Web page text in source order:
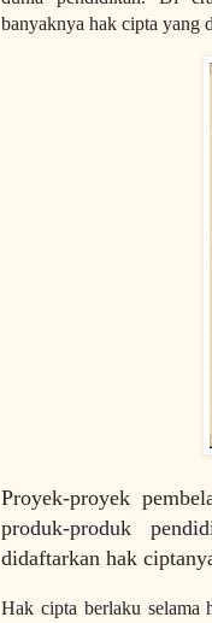
banyaknya hak cipta yang
Proyek-proyek
produk-produk
didaftarkan hak
Hak cipta berlaku selama